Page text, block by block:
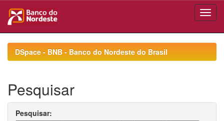
navigationDSpace - BNB - Banco do Nordeste do Brasil
Pesquisar
Pesquisar: